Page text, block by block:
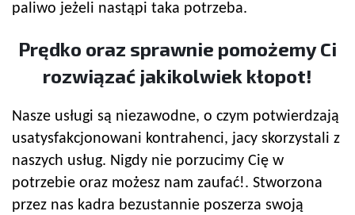
paliwo jeżeli nastąpi taka potrzeba.
Prędko oraz sprawnie pomożemy Ci
rozwiązać jakikolwiek kłopot!
Nasze usługi są niezawodne, o czym potwierdzają
usatysfakcjonowani kontrahenci, jacy skorzystali z
naszych usług. Nigdy nie porzucimy Cię w
potrzebie oraz możesz nam zaufać!. Stworzona
przez nas kadra bezustannie poszerza swoją